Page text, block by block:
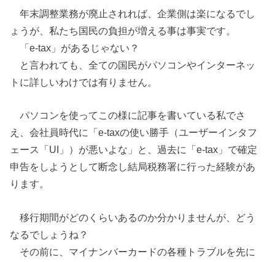
年末調整業務が廃止されれば、企業側は楽になるでし
ょうが、私たち国民の負担が増える事は事実です。
「e-tax」があるじゃない？
と言われても、全ての国民がパソコンやインターネッ
トに詳しいわけでは有りません。
パソコンを使ってこの様に記事を書いている私でさ
え、会社員時代に
「e-taxの使い勝手（ユーザーインタフ
ェース「UI」）が悪いよな」と、過去に「e-tax」で確定
申告をしようとして断念し結局税務署に行った経験があ
ります。
移行期間がどのくらいあるのか分かりませんが、どう
なるでしょうね？
その前に、マイナンバーカードの各種トラブルを先に